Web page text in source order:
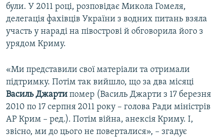
були. У 2011 році, розповідає Микола Гомеля,
делегація фахівців України з водних питань взяла
участь у нараді на півострові й обговорила його з
урядом Криму.
«Ми представили свої матеріали та отримали
підтримку. Потім так вийшло, що за два місяці
Василь Джарти помер (Василь Джарти з 17 березня
2010 ​по 17 серпня 2011 року – голова Ради міністрів
АР Крим – ред.). Потім війна, анексія Криму. І,
звісно, ми до цього не поверталися», – згадує